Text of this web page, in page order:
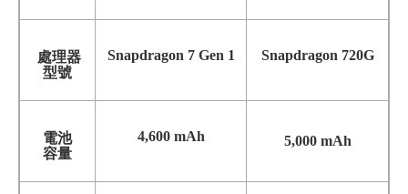
處理器
型號
Snapdragon 7 Gen 1 Snapdragon 720G
電池
容量
4,600 mAh 5,000 mAh